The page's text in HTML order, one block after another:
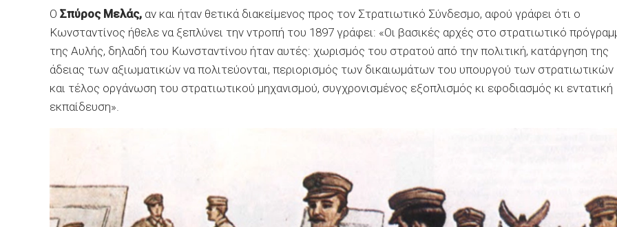
Ο Σπύρος Μελάς, αν και ήταν θετικά διακείμενος προς τον Στρατιωτικό Σύνδεσμο, αφού γράφει ότι ο
Κωνσταντίνος ήθελε να ξεπλύνει την ντροπή του 1897 γράφει: «Οι βασικές αρχές στο στρατιωτικό
της Αυλής, δηλαδή του Κωνσταντίνου ήταν αυτές: χωρισμός του στρατού από την πολιτική, κατάργηση της
άδειας των αξιωματικών να πολιτεύονται, περιορισμός των δικαιωμάτων του υπουργού των στρατιωτικών
και τέλος οργάνωση του στρατιωτικού μηχανισμού, συγχρονισμένος εξοπλισμός κι εφοδιασμός κι εντατική
εκπαίδευση».